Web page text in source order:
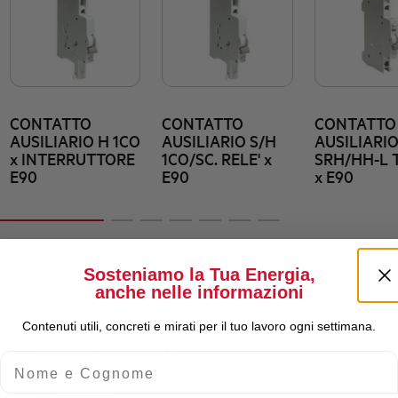
CONTATTO
AUSILIARIO H 1CO
x INTERRUTTORE
E90
CONTATTO
AUSILIARIO S/H
1CO/SC. RELE' x
E90
CONTATTO
AUSILIARIO
SRH/HH-L
x E90
Sosteniamo la Tua Energia,
anche nelle informazioni
Contenuti utili, concreti e mirati per il tuo lavoro ogni settimana.